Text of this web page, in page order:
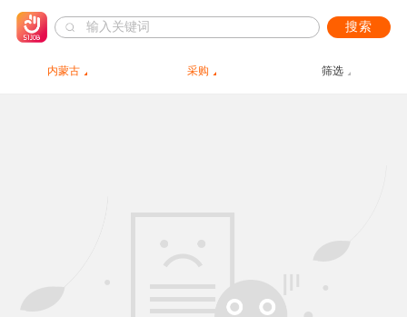
搜索
内蒙古 采购 筛选